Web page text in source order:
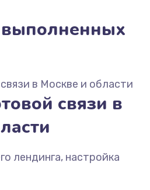
связи в
лендинга, настройка